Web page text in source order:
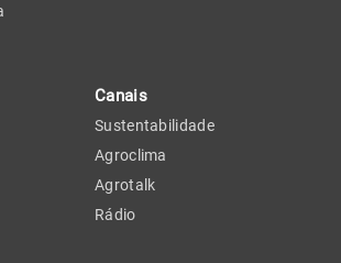
Canais
Sustentabilidade
Agroclima
Agrotalk
Rádio